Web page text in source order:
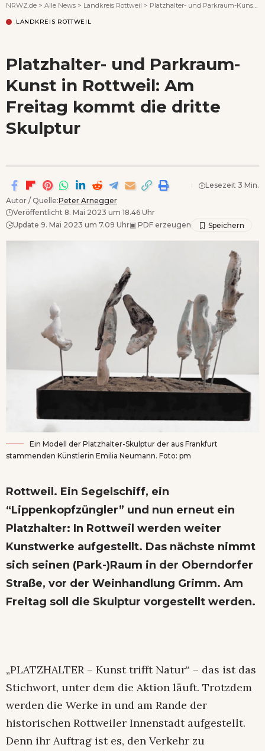
NRWZ.de > Alle News > Landkreis Rottweil > Platzhalter- und Parkraum-Kunst in Rottweil: Am Freitag kommt die dritte Skulptur
LANDKREIS ROTTWEIL
Platzhalter- und Parkraum-
Kunst in Rottweil: Am
Freitag kommt die dritte
Skulptur
Autor / Quelle:Peter Arnegger
Veröffentlicht 8. Mai 2023 um 18.46 Uhr
Update 9. Mai 2023 um 7.09 Uhr▣ PDF erzeugen
Lesezeit 3 Min.
Ein Modell der Platzhalter-Skulptur der aus Frankfurt
stammenden Künstlerin Emilia Neumann. Foto: pm
Rottweil. Ein Segelschiff, ein
“Lippenkopfzüngler” und nun erneut ein
Platzhalter: In Rottweil werden weiter
Kunstwerke aufgestellt. Das nächste nimmt
sich seinen (Park-)Raum in der Oberndorfer
Straße, vor der Weinhandlung Grimm. Am
Freitag soll die Skulptur vorgestellt werden.
„PLATZHALTER – Kunst trifft Natur“ – das ist das
Stichwort, unter dem die Aktion läuft. Trotzdem
werden die Werke in und am Rande der
historischen Rottweiler Innenstadt aufgestellt.
Denn ihr Auftrag ist es, den Verkehr zu